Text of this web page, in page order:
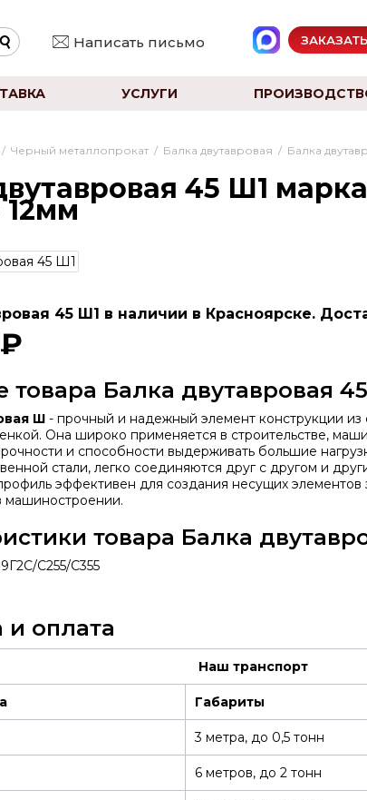
Написать письмо
УСЛУГИ
/ Черный металлопрокат / Балка двутавровая / Балка
45 Ш1
45 Ш1 в наличии в Красноярске.
товара Балка двутавровая
Ш- прочный и надежный элемент конструкции из
Она широко применяется в строительстве,
и способности выдерживать большие
стали, легко соединяются друг с другом и
эффективен для создания несущих элементов
машиностроении.
товара Балка
С255/С355
и оплата
Наш транспорт
Габариты
3 метра, до 0,5 тонн
6 метров, до 2 тонн